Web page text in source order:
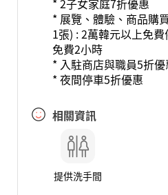
* 2子女家庭7折優惠
* 展覽、體驗、商品購
1張) : 2萬韓元以上免
免費2小時
* 入駐商店與職員5折優
* 夜間停車5折優惠
相關資訊
提供洗手間